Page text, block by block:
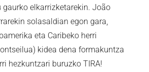
gaurko elkarrizketarekin. João
solasaldian egon gara,
eta Caribeko herri
kidea dena formakuntza
hezkuntzari buruzko TIRA!